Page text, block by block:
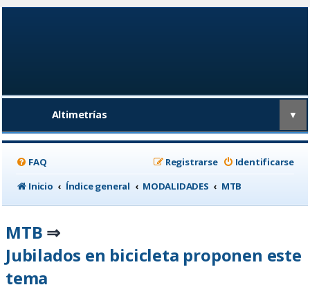
Altimetrías ▼
FAQ Identificarse
Registrarse
Inicio
Índice general MODALIDADES MTB
MTB ⇒
Jubilados en bicicleta proponen este
tema